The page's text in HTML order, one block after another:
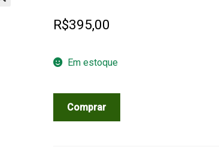
R$395,00
Em estoque
Comprar